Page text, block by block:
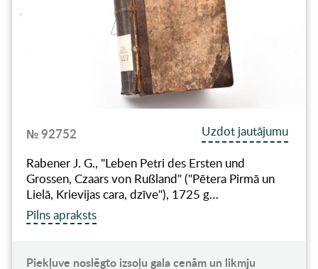
№ 92752
Uzdot jautājumu
Rabener J. G., "Leben Petri des Ersten und
Grossen, Czaars von Rußland" ("Pētera Pirmā un
Lielā, Krievijas cara, dzīve"), 1725 g…
Pilns apraksts
Piekļuve noslēgto izsoļu gala cenām un likmju